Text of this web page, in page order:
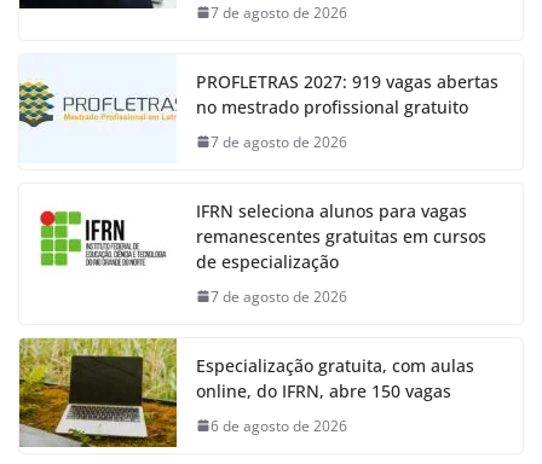
7 de agosto de 2026
PROFLETRAS 2027: 919 vagas abertas
no mestrado profissional gratuito
7 de agosto de 2026
IFRN seleciona alunos para vagas
remanescentes gratuitas em cursos
de especialização
7 de agosto de 2026
Especialização gratuita, com aulas
online, do IFRN, abre 150 vagas
6 de agosto de 2026